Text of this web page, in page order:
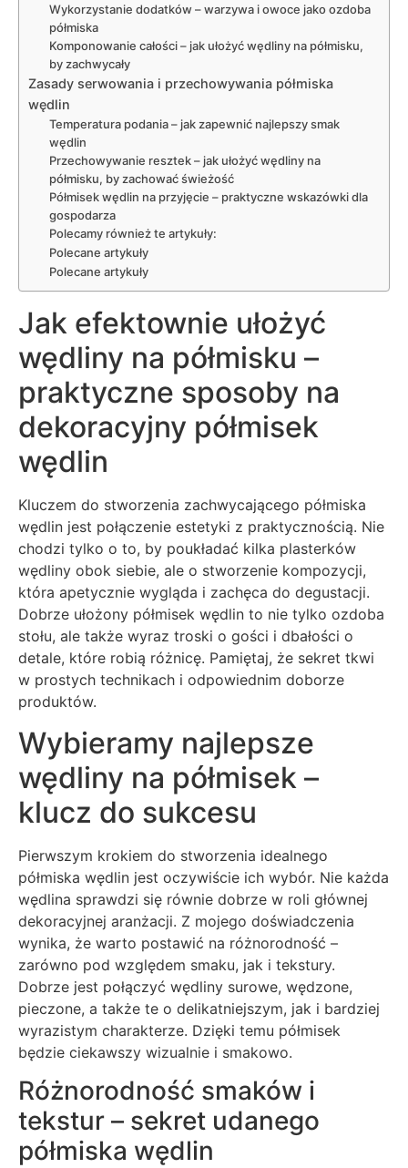
Wykorzystanie dodatków – warzywa i owoce jako ozdoba
półmiska
Komponowanie całości – jak ułożyć wędliny na półmisku,
by zachwycały
Zasady serwowania i przechowywania półmiska
wędlin
Temperatura podania – jak zapewnić najlepszy smak
wędlin
Przechowywanie resztek – jak ułożyć wędliny na
półmisku, by zachować świeżość
Półmisek wędlin na przyjęcie – praktyczne wskazówki dla
gospodarza
Polecamy również te artykuły:
Polecane artykuły
Polecane artykuły
Jak efektownie ułożyć
wędliny na półmisku –
praktyczne sposoby na
dekoracyjny półmisek
wędlin
Kluczem do stworzenia zachwycającego półmiska
wędlin jest połączenie estetyki z praktycznością. Nie
chodzi tylko o to, by poukładać kilka plasterków
wędliny obok siebie, ale o stworzenie kompozycji,
która apetycznie wygląda i zachęca do degustacji.
Dobrze ułożony półmisek wędlin to nie tylko ozdoba
stołu, ale także wyraz troski o gości i dbałości o
detale, które robią różnicę. Pamiętaj, że sekret tkwi
w prostych technikach i odpowiednim doborze
produktów.
Wybieramy najlepsze
wędliny na półmisek –
klucz do sukcesu
Pierwszym krokiem do stworzenia idealnego
półmiska wędlin jest oczywiście ich wybór. Nie każda
wędlina sprawdzi się równie dobrze w roli głównej
dekoracyjnej aranżacji. Z mojego doświadczenia
wynika, że warto postawić na różnorodność –
zarówno pod względem smaku, jak i tekstury.
Dobrze jest połączyć wędliny surowe, wędzone,
pieczone, a także te o delikatniejszym, jak i bardziej
wyrazistym charakterze. Dzięki temu półmisek
będzie ciekawszy wizualnie i smakowo.
Różnorodność smaków i
tekstur – sekret udanego
półmiska wędlin